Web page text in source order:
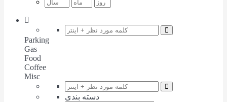
Parking
Gas
Food
Coffee
Misc
دسته بندی